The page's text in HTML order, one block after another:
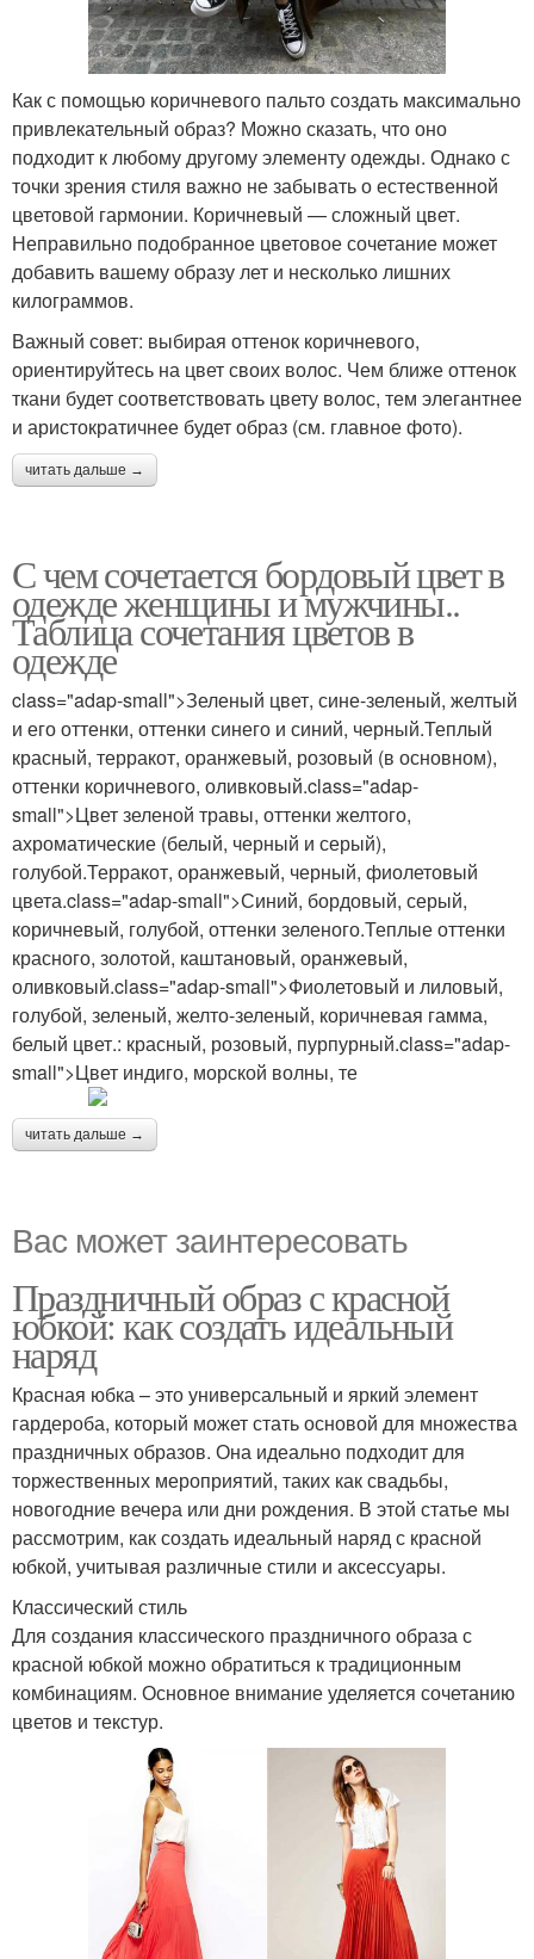
Как с помощью коричневого пальто создать максимально
привлекательный образ? Можно сказать, что оно
подходит к любому другому элементу одежды. Однако с
точки зрения стиля важно не забывать о естественной
цветовой гармонии. Коричневый — сложный цвет.
Неправильно подобранное цветовое сочетание может
добавить вашему образу лет и несколько лишних
килограммов.
Важный совет: выбирая оттенок коричневого,
ориентируйтесь на цвет своих волос. Чем ближе оттенок
ткани будет соответствовать цвету волос, тем элегантнее
и аристократичнее будет образ (см. главное фото).
читать дальше →
С чем сочетается бордовый цвет в
одежде женщины и мужчины..
Таблица сочетания цветов в
одежде
class="adap-small">Зеленый цвет, сине-зеленый, желтый
и его оттенки, оттенки синего и синий, черный.Теплый
красный, терракот, оранжевый, розовый (в основном),
оттенки коричневого, оливковый.class="adap-
small">Цвет зеленой травы, оттенки желтого,
ахроматические (белый, черный и серый),
голубой.Терракот, оранжевый, черный, фиолетовый
цвета.class="adap-small">Синий, бордовый, серый,
коричневый, голубой, оттенки зеленого.Теплые оттенки
красного, золотой, каштановый, оранжевый,
оливковый.class="adap-small">Фиолетовый и лиловый,
голубой, зеленый, желто-зеленый, коричневая гамма,
белый цвет.: красный, розовый, пурпурный.class="adap-
small">Цвет индиго, морской волны, те
читать дальше →
Вас может заинтересовать
Праздничный образ с красной
юбкой: как создать идеальный
наряд
Красная юбка – это универсальный и яркий элемент
гардероба, который может стать основой для множества
праздничных образов. Она идеально подходит для
торжественных мероприятий, таких как свадьбы,
новогодние вечера или дни рождения. В этой статье мы
рассмотрим, как создать идеальный наряд с красной
юбкой, учитывая различные стили и аксессуары.
Классический стиль
Для создания классического праздничного образа с
красной юбкой можно обратиться к традиционным
комбинациям. Основное внимание уделяется сочетанию
цветов и текстур.